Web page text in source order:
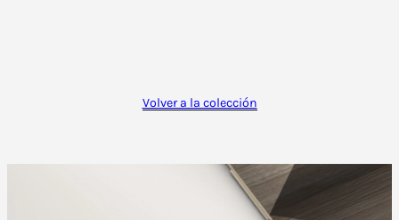
Volver a la colección